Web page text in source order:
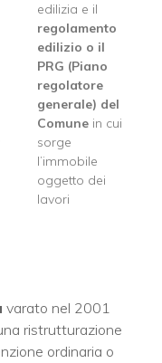
edilizia e il
regolamento
edilizio o il
PRG (Piano
regolatore
generale) del
Comune in cui
sorge
l’immobile
oggetto dei
lavori
varato nel 2001
ristrutturazione
ordinaria o